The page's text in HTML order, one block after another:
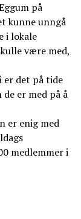
på
kunne unngå
i lokale
være med,
er det på tide
er med på å
er enig med
medlemmer i